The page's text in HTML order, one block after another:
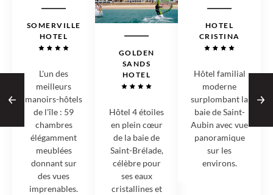
SOMERVILLE
HOTEL
L'un des
meilleurs
manoirs-hôtels
de l'île : 59
chambres
élégamment
meublées
donnant sur
des vues
imprenables.
GOLDEN
SANDS
HOTEL
Hôtel 4 étoiles
en plein cœur
de la baie de
Saint-Brélade,
célèbre pour
ses eaux
cristallines et
HOTEL
CRISTINA
Hôtel familial
moderne
surplombant la
baie de Saint-
Aubin avec vue
panoramique
sur les
environs.